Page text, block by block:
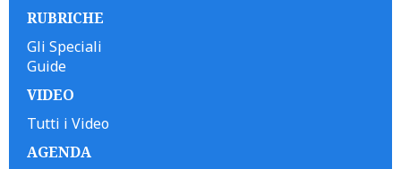
RUBRICHE
Gli Speciali
Guide
VIDEO
Tutti i Video
AGENDA